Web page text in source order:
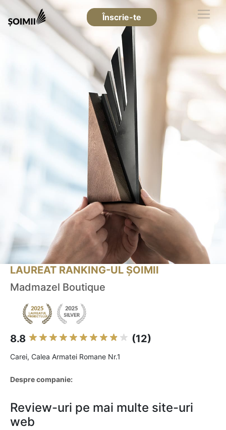
Înscrie-te
LAUREAT RANKING-UL ȘOIMII
Madmazel Boutique
8.8 (12)
Carei, Calea Armatei Romane Nr.1
Despre companie:
Review-uri pe mai multe site-uri
web